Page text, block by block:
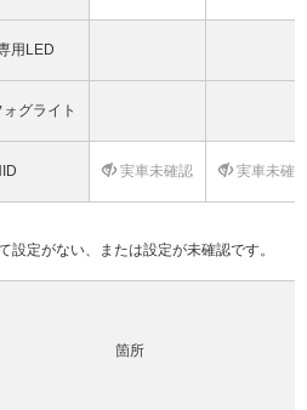
用LED
グライト
実車未確認 実車未確
定がない、または設定が未確認です。
箇所